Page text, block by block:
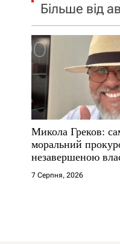
Більше від
Микола Греков:
моральний
незавершеною
7 Серпня, 2026